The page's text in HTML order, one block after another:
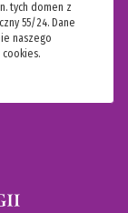
tych domen z
55/24. Dane
naszego